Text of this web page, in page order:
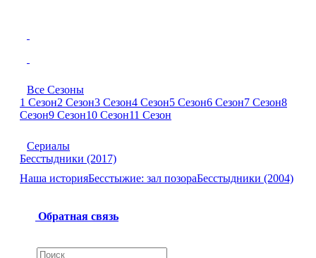
Все Сезоны
1 Сезон2 Сезон3 Сезон4 Сезон5 Сезон6 Сезон7 Сезон8
Сезон9 Сезон10 Сезон11 Сезон
Сериалы
Бесстыдники (2017)
Наша историяБесстыжие: зал позораБесстыдники (2004)
Обратная связь